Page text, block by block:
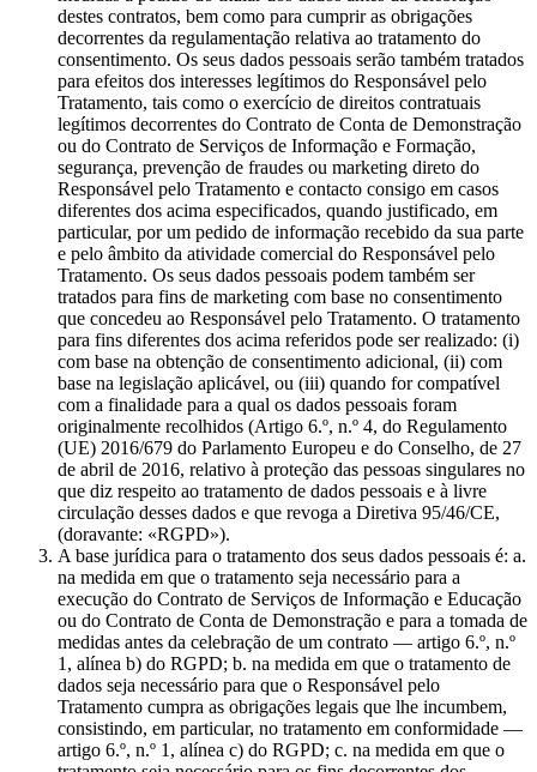
destes contratos, bem como para cumprir as obrigações
decorrentes da regulamentação relativa ao tratamento do
consentimento. Os seus dados pessoais serão também tratados
para efeitos dos interesses legítimos do Responsável pelo
Tratamento, tais como o exercício de direitos contratuais
legítimos decorrentes do Contrato de Conta de Demonstração
ou do Contrato de Serviços de Informação e Formação,
segurança, prevenção de fraudes ou marketing direto do
Responsável pelo Tratamento e contacto consigo em casos
diferentes dos acima especificados, quando justificado, em
particular, por um pedido de informação recebido da sua parte
e pelo âmbito da atividade comercial do Responsável pelo
Tratamento. Os seus dados pessoais podem também ser
tratados para fins de marketing com base no consentimento
que concedeu ao Responsável pelo Tratamento. O tratamento
para fins diferentes dos acima referidos pode ser realizado: (i)
com base na obtenção de consentimento adicional, (ii) com
base na legislação aplicável, ou (iii) quando for compatível
com a finalidade para a qual os dados pessoais foram
originalmente recolhidos (Artigo 6.º, n.º 4, do Regulamento
(UE) 2016/679 do Parlamento Europeu e do Conselho, de 27
de abril de 2016, relativo à proteção das pessoas singulares no
que diz respeito ao tratamento de dados pessoais e à livre
circulação desses dados e que revoga a Diretiva 95/46/CE,
(doravante: «RGPD»).
A base jurídica para o tratamento dos seus dados pessoais é: a.
na medida em que o tratamento seja necessário para a
execução do Contrato de Serviços de Informação e Educação
ou do Contrato de Conta de Demonstração e para a tomada de
medidas antes da celebração de um contrato — artigo 6.º, n.º
1, alínea b) do RGPD; b. na medida em que o tratamento de
dados seja necessário para que o Responsável pelo
Tratamento cumpra as obrigações legais que lhe incumbem,
consistindo, em particular, no tratamento em conformidade —
artigo 6.º, n.º 1, alínea c) do RGPD; c. na medida em que o